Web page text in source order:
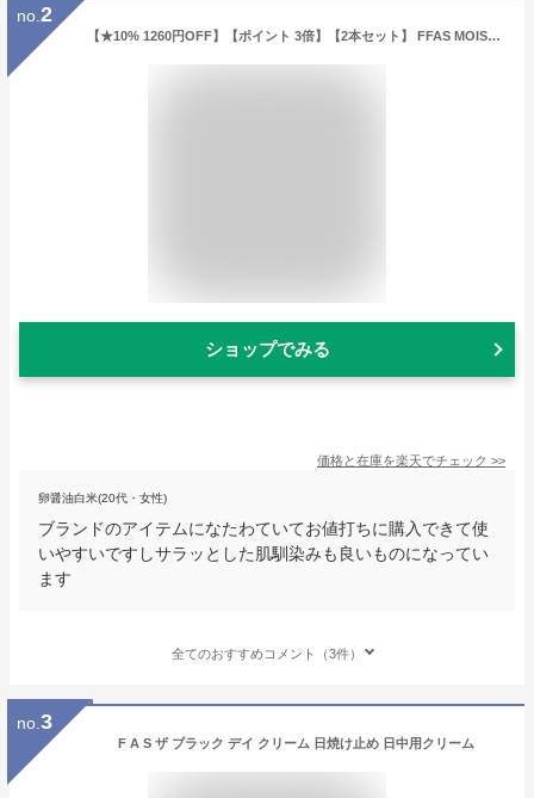
no. 2
【★10% 1260円OFF】【ポイント 3倍】【2本セット】 FFAS MOIST LOTION / エフエフエーエス / モイストローション 100mL 2本セット / 100%日本製 ヒト幹細胞培養液/厚生労働省認可施設で製造/再生医療技術から生まれた純正原料使用 / フィンガーフォックス / FFA-0031
ショップでみる
価格と在庫を楽天でチェック >>
卵醤油白米(20代・女性)
ブランドのアイテムになたわていてお値打ちに購入できて使
いやすいですしサラッとした肌馴染みも良いものになってい
ます
全てのおすすめコメント（3件）
no. 3
F A S ザ ブラック デイ クリーム 日焼け止め 日中用クリーム